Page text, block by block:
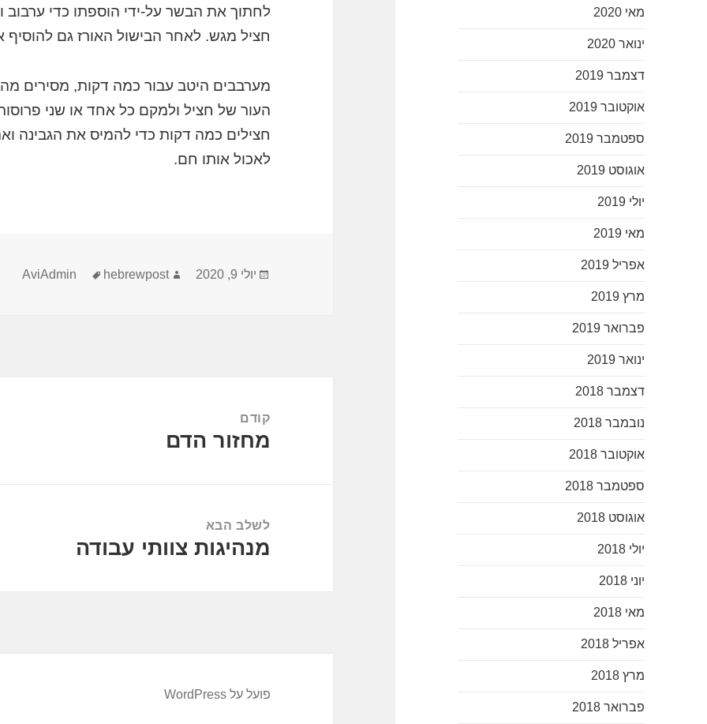
מאי 2020
ינואר 2020
דצמבר 2019
אוקטובר 2019
ספטמבר 2019
אוגוסט 2019
יולי 2019
מאי 2019
אפריל 2019
מרץ 2019
פברואר 2019
ינואר 2019
דצמבר 2018
נובמבר 2018
אוקטובר 2018
ספטמבר 2018
אוגוסט 2018
יולי 2018
יוני 2018
מאי 2018
אפריל 2018
מרץ 2018
פברואר 2018
לחתוך את הבשר על-ידי הוספתו כדי
חציל מגש. לאחר הבישול האורז גם להוסיף
מערבבים היטב עבור כמה דקות, מסירים
העור של חציל ולמקם כל אחד או שני
לאכול אותו חם.
פורסם
יולי 9, 2020 מחבר AviAdminתגיות hebrewpost
קודם
הפוסט
מחזור הדם
לשלב הבא
הפוסט
מנהיגות צוותי עבודה
פועל על WordPress